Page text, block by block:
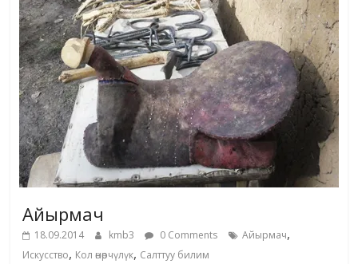
Айырмач
18.09.2014 kmb3 0 Comments Айырмач,
Искусство, Кол өнөрчүлүк, Салттуу билим